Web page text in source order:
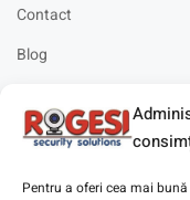
Pentru a oferi cea mai
Contact
Blog
Solicitare instalare